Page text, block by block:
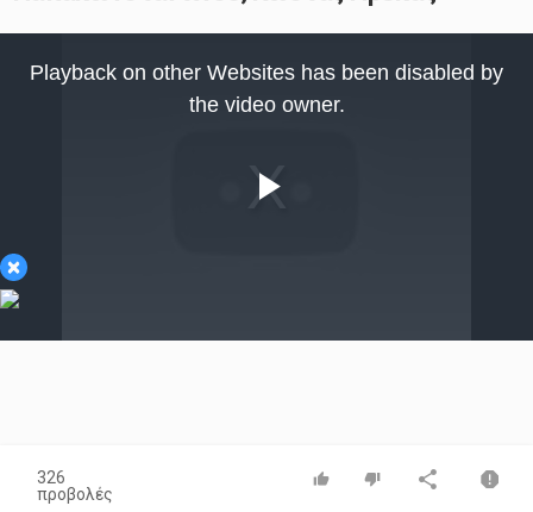
×
Video
Playback on other Websites has been disabled by
the video owner.
326
προβολές